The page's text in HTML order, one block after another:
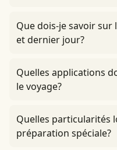
Que dois-je savoir
et dernier jour?
Quelles applications
le voyage?
Quelles particularités
préparation spéciale?